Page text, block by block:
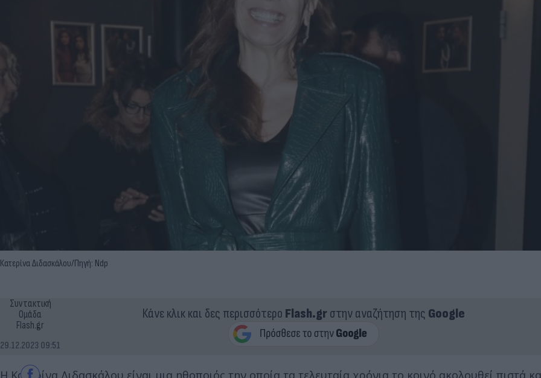
Κατερίνα Διδασκάλου/Πηγή: Ndp
Συντακτική
Ομάδα
Flash.gr
29.12.2023 09:51
Κάνε κλικ και δες περισσότερο Flash.grστην αναζήτηση της Google
Η Κατερίνα Διδασκάλου είναι μια ηθοποιός την οποία τα τελευταία χρόνια το κοινό ακολουθεί πιστά